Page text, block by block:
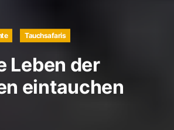
Tauchsafaris
Leben der
eintauchen